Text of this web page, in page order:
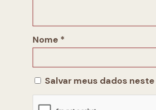
Nome *
Salvar meus dados